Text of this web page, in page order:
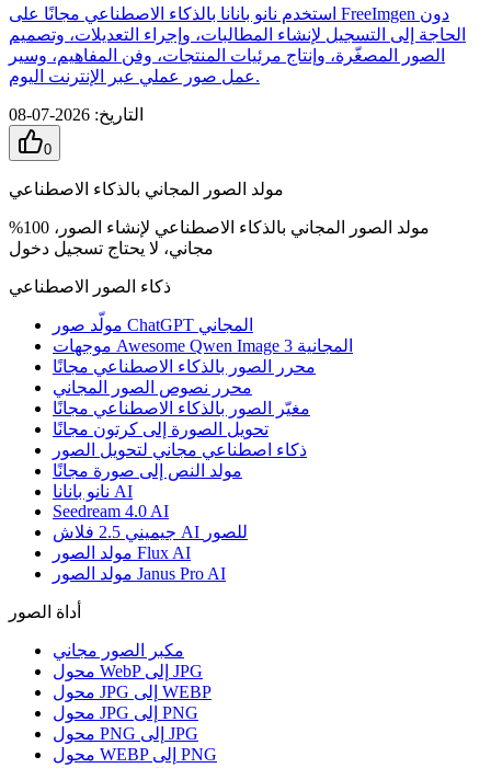
استخدم نانو بانانا بالذكاء الاصطناعي مجانًا على FreeImgen دون
الحاجة إلى التسجيل لإنشاء المطالبات، وإجراء التعديلات، وتصميم
الصور المصغّرة، وإنتاج مرئيات المنتجات، وفن المفاهيم، وسير
عمل صور عملي عبر الإنترنت اليوم.
التاريخ:
2026-07-08
0
مولد الصور المجاني بالذكاء الاصطناعي
مولد الصور المجاني بالذكاء الاصطناعي لإنشاء الصور، 100%
مجاني، لا يحتاج تسجيل دخول
ذكاء الصور الاصطناعي
مولّد صور ChatGPT المجاني
موجهات Awesome Qwen Image 3 المجانية
محرر الصور بالذكاء الاصطناعي مجانًا
محرر نصوص الصور المجاني
مغيّر الصور بالذكاء الاصطناعي مجانًا
تحويل الصورة إلى كرتون مجانًا
ذكاء اصطناعي مجاني لتحويل الصور
مولد النص إلى صورة مجانًا
نانو بانانا AI
Seedream 4.0 AI
جيميني 2.5 فلاش AI للصور
مولد الصور Flux AI
مولد الصور Janus Pro AI
أداة الصور
مكبر الصور مجاني
محول WebP إلى JPG
محول JPG إلى WEBP
محول JPG إلى PNG
محول PNG إلى JPG
محول WEBP إلى PNG